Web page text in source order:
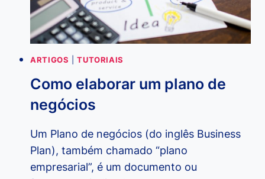
ARTIGOS |TUTORIAIS
Como elaborar um plano de
negócios
Um Plano de negócios (do inglês Business
Plan), também chamado “plano
empresarial”, é um documento ou